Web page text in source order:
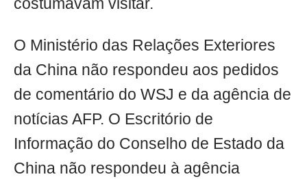
costumavam visitar.
O Ministério das Relações Exteriores
da China não respondeu aos pedidos
de comentário do WSJ e da agência de
notícias AFP. O Escritório de
Informação do Conselho de Estado da
China não respondeu à agência